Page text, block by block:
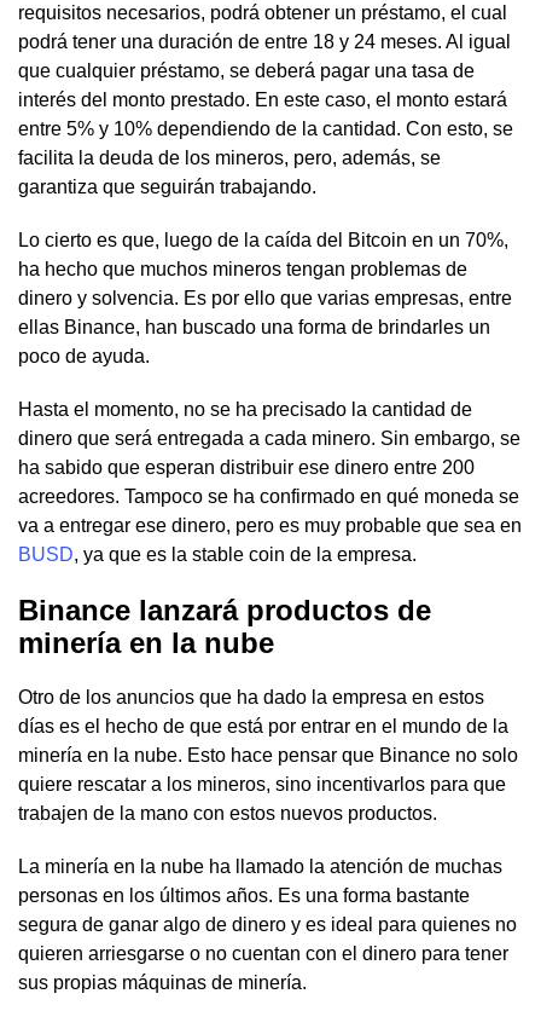
requisitos necesarios, podrá obtener un préstamo, el cual
podrá tener una duración de entre 18 y 24 meses. Al igual
que cualquier préstamo, se deberá pagar una tasa de
interés del monto prestado. En este caso, el monto estará
entre 5% y 10% dependiendo de la cantidad. Con esto, se
facilita la deuda de los mineros, pero, además, se
garantiza que seguirán trabajando.
Lo cierto es que, luego de la caída del Bitcoin en un 70%,
ha hecho que muchos mineros tengan problemas de
dinero y solvencia. Es por ello que varias empresas, entre
ellas Binance, han buscado una forma de brindarles un
poco de ayuda.
Hasta el momento, no se ha precisado la cantidad de
dinero que será entregada a cada minero. Sin embargo, se
ha sabido que esperan distribuir ese dinero entre 200
acreedores. Tampoco se ha confirmado en qué moneda se
va a entregar ese dinero, pero es muy probable que sea en
BUSD, ya que es la stable coin de la empresa.
Binance lanzará productos de
minería en la nube
Otro de los anuncios que ha dado la empresa en estos
días es el hecho de que está por entrar en el mundo de la
minería en la nube. Esto hace pensar que Binance no solo
quiere rescatar a los mineros, sino incentivarlos para que
trabajen de la mano con estos nuevos productos.
La minería en la nube ha llamado la atención de muchas
personas en los últimos años. Es una forma bastante
segura de ganar algo de dinero y es ideal para quienes no
quieren arriesgarse o no cuentan con el dinero para tener
sus propias máquinas de minería.